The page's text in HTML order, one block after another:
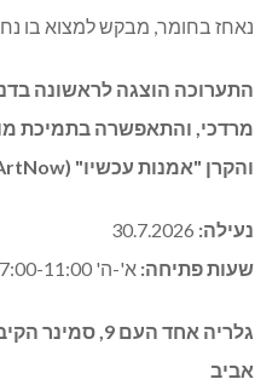
נאחז בחומר, מבקש למצוא בו
התערוכה הוצגה לראשונה
מרדכי, והתאפשרה בתמיכת
והקרן "אמנות עכשיו" (ArtNow)
נעילה: 30.7.2026
שעות פתיחה: א'-ה' 17:00-11:00 שישי ושבת: 14:00-11:00
אביב